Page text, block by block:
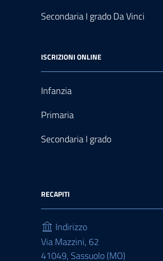
Secondaria I grado Da Vinci
ISCRIZIONI ONLINE
Infanzia
Primaria
Secondaria I grado
RECAPITI
Indirizzo
Via Mazzini, 62
41049, Sassuolo (MO)